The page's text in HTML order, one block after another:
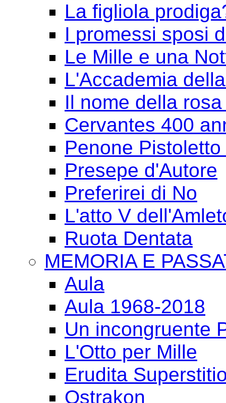
La figliola
I promessi sposi
Le Mille e una
L'Accademia
Il nome della
Cervantes 400
Penone
Presepe d'Autore
Preferirei di No
L'atto V
Ruota Dentata
MEMORIA E
Aula
Aula 1968-2018
Un incongruente
L'Otto per Mille
Erudita
Ostrakon